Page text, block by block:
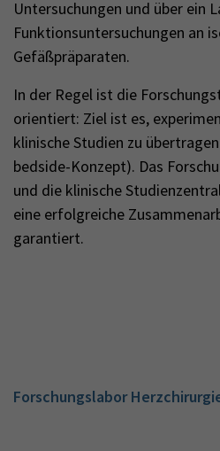
Untersuchungen und über ein
Funktionsuntersuchungen an
Gefäßpräparaten.
In der Regel ist die
orientiert: Ziel ist es,
klinische Studien zu
bedside-Konzept). Das
und die klinische
eine erfolgreiche
garantiert.
Forschungslabor